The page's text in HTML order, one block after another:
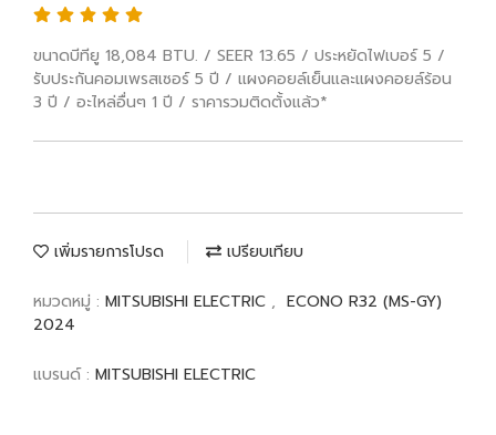
ขนาดบีทียู 18,084 BTU. / SEER 13.65 / ประหยัดไฟเบอร์ 5 /
รับประกันคอมเพรสเซอร์ 5 ปี / แผงคอยล์เย็นและแผงคอยล์ร้อน
3 ปี / อะไหล่อื่นๆ 1 ปี / ราคารวมติดตั้งแล้ว*
เพิ่มรายการโปรด เปรียบเทียบ
หมวดหมู่ : MITSUBISHI ELECTRIC , ECONO R32 (MS-GY)
2024
แบรนด์ : MITSUBISHI ELECTRIC